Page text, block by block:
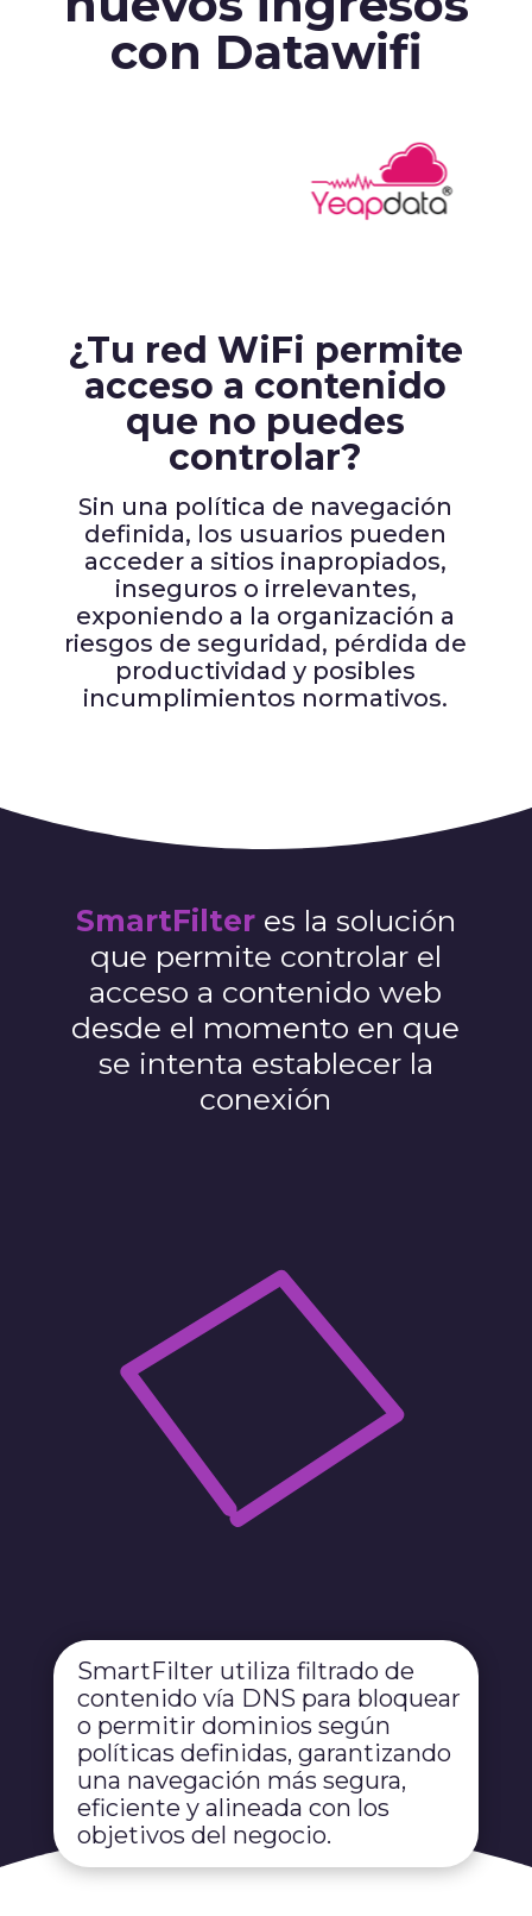
con Datawifi
¿Tu red WiFi permite
acceso a contenido
que no puedes
controlar?
Sin una política de navegación
definida, los usuarios pueden
acceder a sitios inapropiados,
inseguros o irrelevantes,
exponiendo a la organización a
riesgos de seguridad, pérdida de
productividad y posibles
incumplimientos normativos.
SmartFilter es la solución
que permite controlar el
acceso a contenido web
desde el momento en que
se intenta establecer la
conexión
SmartFilter utiliza filtrado de
contenido vía DNS para bloquear
o permitir dominios según
políticas definidas, garantizando
una navegación más segura,
eficiente y alineada con los
objetivos del negocio.